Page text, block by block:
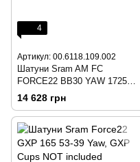
4
Артикул: 00.6118.109.002
Шатуни Sram AM FC
FORCE22 BB30 YAW 1725
5339 NO BB
14 628 грн